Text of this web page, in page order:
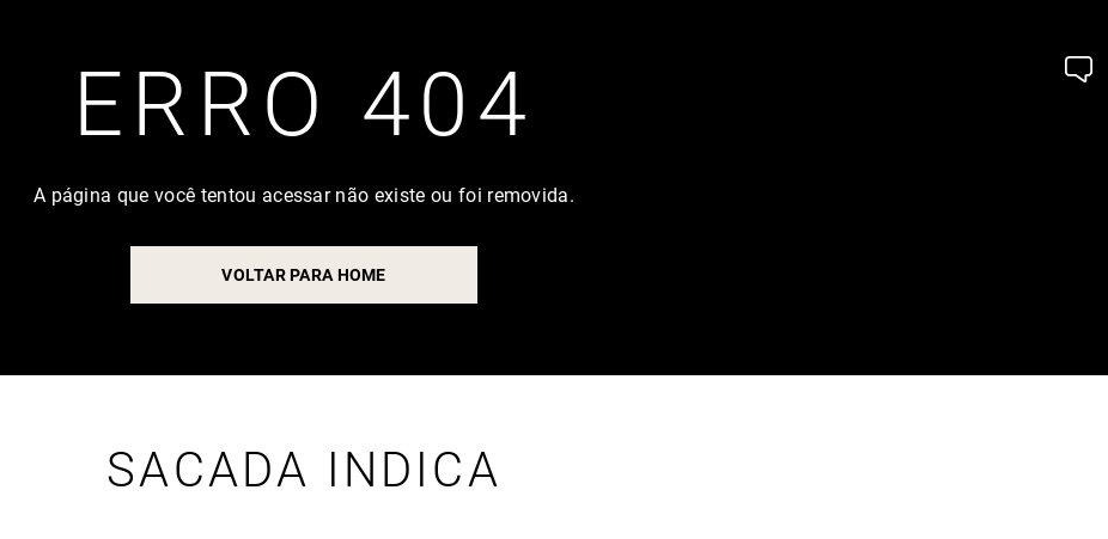
ERRO 404
A página que você tentou acessar não existe ou foi removida.
VOLTAR PARA HOME
SACADA INDICA